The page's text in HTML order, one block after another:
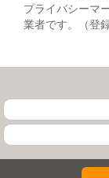
プライバシーマ
業者です。（登